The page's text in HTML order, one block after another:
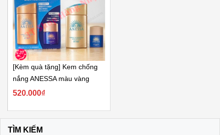
[Kèm quà tặng] Kem chống
nắng ANESSA màu vàng
perfect...
520.000₫
TÌM KIẾM